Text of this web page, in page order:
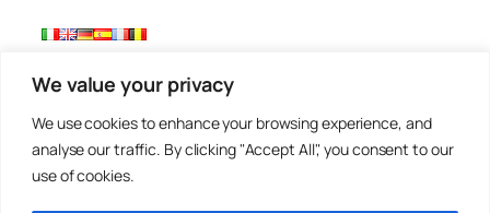
We value your privacy
We use cookies to enhance your browsing experience, and
analyse our traffic. By clicking "Accept All", you consent to our
use of cookies.
Werk
Contact
Privacybeleid